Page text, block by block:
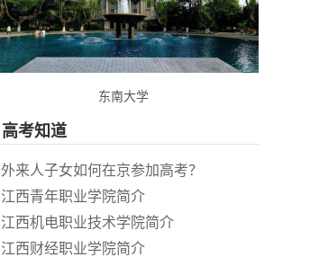
东南大学
高考知道
外来人子女如何在京参加高考？
江西青年职业学院简介
江西机电职业技术学院简介
江西财经职业学院简介